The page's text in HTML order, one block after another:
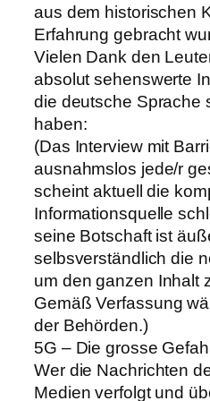
aus dem historischen
Erfahrung gebracht
Vielen Dank den
absolut sehenswerte
die deutsche Sprache
haben:
(Das Interview mit
ausnahmslos jede/r
scheint aktuell die
Informationsquelle
seine Botschaft ist
selbsverständlich die
um den ganzen Inhalt
Gemäß Verfassung
der Behörden.)
5G – Die grosse
Wer die Nachrichten
Medien verfolgt und